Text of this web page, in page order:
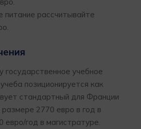
питание рассчитывайте
государственное учебное
позиционируется как
стандартный для Франции
2770 евро в год в
евро/год в магистратуре.